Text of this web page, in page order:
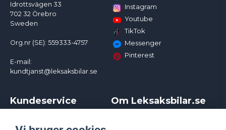
Idrottsvägen 33
702 32 Örebro
Sweden
Org.nr (SE): 559333-4757
E-mail:
kundtjanst@leksaksbilar.se
Instagram
Youtube
TikTok
Messenger
Pinterest
Kundeservice
Kampagner og rabatter
Om Leksaksbilar.se